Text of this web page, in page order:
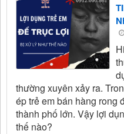
thường xuyên xảy ra.
ép trẻ em bán hàng rong
thành phố lớn. Vậy lợi
thế nào?